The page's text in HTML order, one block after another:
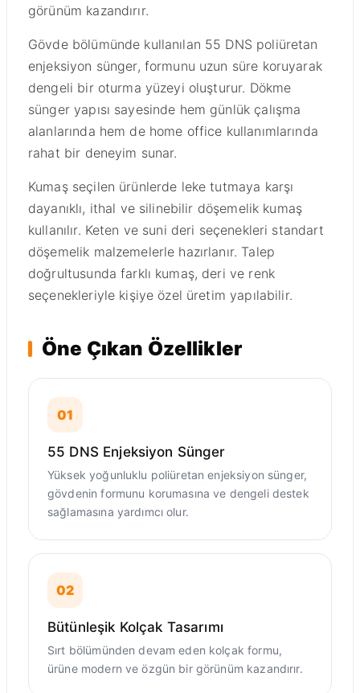
görünüm kazandırır.
Gövde bölümünde kullanılan 55 DNS poliüretan
enjeksiyon sünger, formunu uzun süre koruyarak
dengeli bir oturma yüzeyi oluşturur. Dökme
sünger yapısı sayesinde hem günlük çalışma
alanlarında hem de home office kullanımlarında
rahat bir deneyim sunar.
Kumaş seçilen ürünlerde leke tutmaya karşı
dayanıklı, ithal ve silinebilir döşemelik kumaş
kullanılır. Keten ve suni deri seçenekleri standart
döşemelik malzemelerle hazırlanır. Talep
doğrultusunda farklı kumaş, deri ve renk
seçenekleriyle kişiye özel üretim yapılabilir.
Öne Çıkan Özellikler
01
55 DNS Enjeksiyon Sünger
Yüksek yoğunluklu poliüretan enjeksiyon sünger,
gövdenin formunu korumasına ve dengeli destek
sağlamasına yardımcı olur.
02
Bütünleşik Kolçak Tasarımı
Sırt bölümünden devam eden kolçak formu,
ürüne modern ve özgün bir görünüm kazandırır.